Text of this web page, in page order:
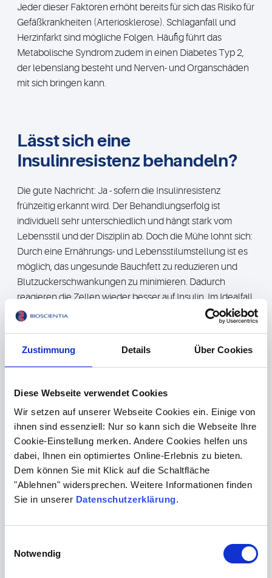
Zustimmung Details Über Cookies
Diese Webseite verwendet Cookies
Wir setzen auf unserer Webseite Cookies ein. Einige von
ihnen sind essenziell: Nur so kann sich die Webseite Ihre
Cookie-Einstellung merken. Andere Cookies helfen uns
dabei, Ihnen ein optimiertes Online-Erlebnis zu bieten.
Dem können Sie mit Klick auf die Schaltfläche
"Ablehnen" widersprechen. Weitere Informationen finden
Sie in unserer Datenschutzerklärung.
Notwendig
Jeder dieser Faktoren erhöht bereits für sich das Risiko für
Gefäßkrankheiten (Arteriosklerose). Schlaganfall und
Herzinfarkt sind mögliche Folgen. Häufig führt das
Metabolische Syndrom zudem in einen Diabetes Typ 2,
der lebenslang besteht und Nerven- und Organschäden
mit sich bringen kann.
Lässt sich eine
Insulinresistenz behandeln?
Die gute Nachricht: Ja - sofern die Insulinresistenz
frühzeitig erkannt wird. Der Behandlungserfolg ist
individuell sehr unterschiedlich und hängt stark vom
Lebensstil und der Disziplin ab. Doch die Mühe lohnt sich:
Durch eine Ernährungs- und Lebensstilumstellung ist es
möglich, das ungesunde Bauchfett zu reduzieren und
Blutzuckerschwankungen zu minimieren. Dadurch
reagieren die Zellen wieder besser auf Insulin. Im Idealfall
lässt sich somit die Diagnose Insulinresistenz rückgängig
Folgeerkrankungen, wie Diabetes Typ 2. Und umgekehrt:
Ernährung lässt sich einer Insulinresistenz auch
Ernährung umstellen
Eine ausgewogene Ernährung unterstützt dabei,
abzunehmen und Blutzuckerschwankungen zu
minimieren. Um das Risiko für Typ-2-Diabetes zu
verringern, ist es entscheidend, Gewicht und
Bauchumfang zu reduzieren.
steigt der Blutzuckerspiegel schnell an. In Verbindung mit
wenig Bewegung werden die Kohlenhydrate als Fett